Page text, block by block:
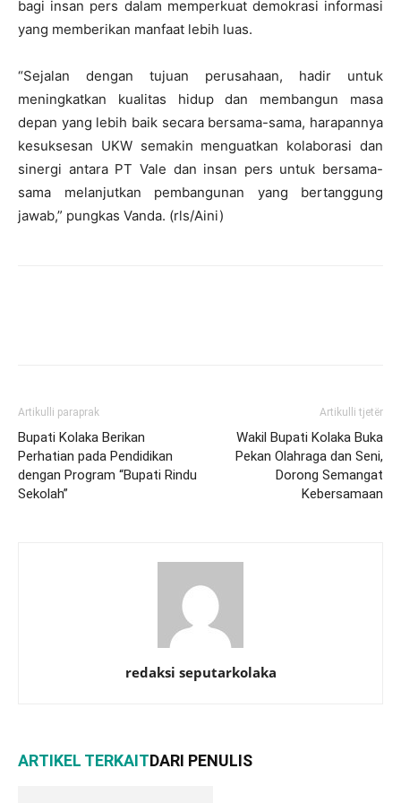
bagi insan pers dalam memperkuat demokrasi informasi
yang memberikan manfaat lebih luas.
“Sejalan dengan tujuan perusahaan, hadir untuk
meningkatkan kualitas hidup dan membangun masa
depan yang lebih baik secara bersama-sama, harapannya
kesuksesan UKW semakin menguatkan kolaborasi dan
sinergi antara PT Vale dan insan pers untuk bersama-
sama melanjutkan pembangunan yang bertanggung
jawab,” pungkas Vanda. (rls/Aini)
Artikulli paraprak
Bupati Kolaka Berikan
Perhatian pada Pendidikan
dengan Program “Bupati Rindu
Sekolah”
Artikulli tjetër
Wakil Bupati Kolaka Buka
Pekan Olahraga dan Seni,
Dorong Semangat
Kebersamaan
redaksi seputarkolaka
ARTIKEL TERKAITDARI PENULIS